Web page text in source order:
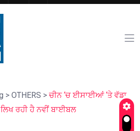
> OTHERS > ਚੀਨ ‘ਚ ਈਸਾਈਆਂ ‘ਤੇ ਵੱਡਾ
ਰਹੀ ਹੈ ਨਵੀਂ ਬਾਈਬਲ